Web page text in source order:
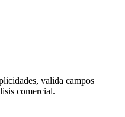
valida campos
comercial.